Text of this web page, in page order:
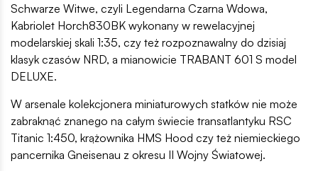
Schwarze Witwe, czyli Legendarna Czarna Wdowa,
Kabriolet Horch830BK wykonany w rewelacyjnej
modelarskiej skali 1:35, czy też rozpoznawalny do dzisiaj
klasyk czasów NRD, a mianowicie TRABANT 601 S model
DELUXE.
W arsenale kolekcjonera miniaturowych statków nie może
zabraknąć znanego na całym świecie transatlantyku RSC
Titanic 1:450, krążownika HMS Hood czy też niemieckiego
pancernika Gneisenau z okresu II Wojny Światowej.